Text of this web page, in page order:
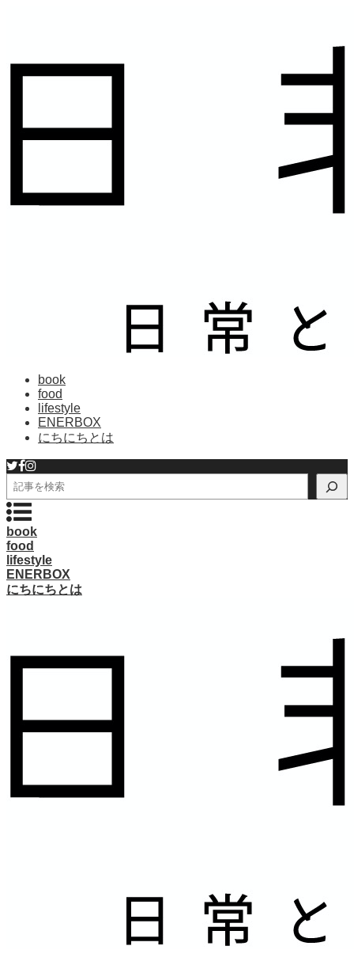
book
food
lifestyle
ENERBOX
にちにちとは
検
索
book
food
lifestyle
ENERBOX
にちにちとは